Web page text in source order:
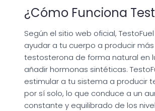
¿Cómo Funciona
Según el sitio web oficial,
ayudar a tu cuerpo a producir más
testosterona de forma natural en
añadir hormonas sintéticas.
estimular a tu sistema a producir
por sí solo, lo que conduce a un
constante y equilibrado de los